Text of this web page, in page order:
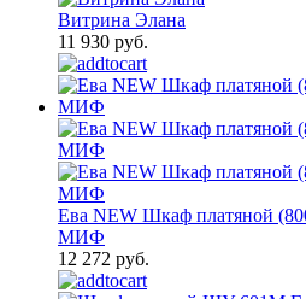
Витрина Элана
11 930 руб.
Ева NEW Шкаф платяной
МИФ
12 272 руб.